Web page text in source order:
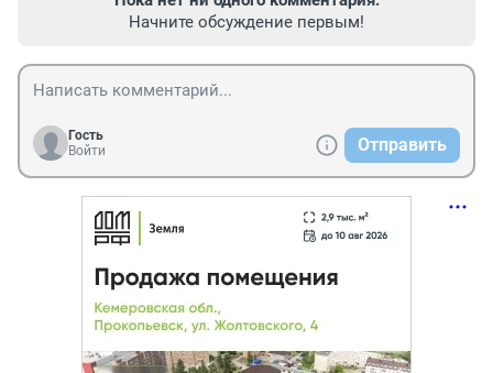
Начните обсуждение первым!
Гость
Войти
Отправить